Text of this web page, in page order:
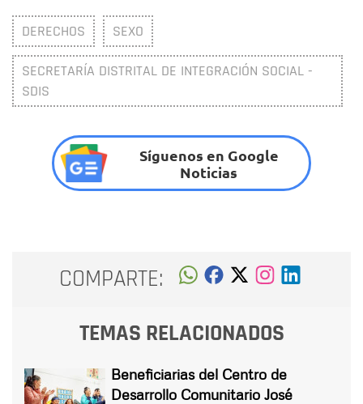
DERECHOS SEXO
SECRETARÍA DISTRITAL DE INTEGRACIÓN SOCIAL -
SDIS
Síguenos en Google
Noticias
COMPARTE:
TEMAS RELACIONADOS
Beneficiarias del Centro de
Desarrollo Comunitario José